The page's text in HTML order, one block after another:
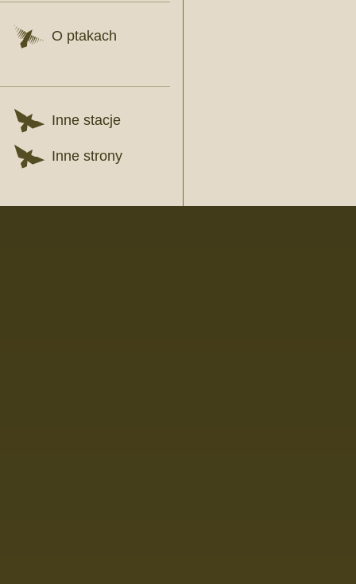
O ptakach
Inne stacje
Inne strony